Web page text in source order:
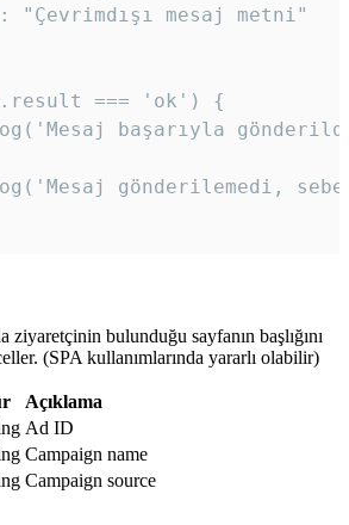
"Çevrimdışı mesaj metni"
=== 'ok') {
başarıyla
gönderilemedi,
ziyaretçinin bulunduğu sayfanın başlığını
(SPA kullanımlarında yararlı olabilir)
Açıklama
Ad ID
Campaign name
Campaign source